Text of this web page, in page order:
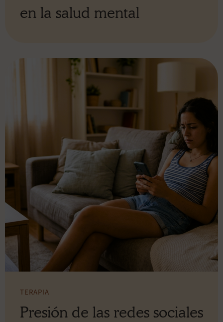
en la salud mental
TERAPIA
Presión de las redes sociales